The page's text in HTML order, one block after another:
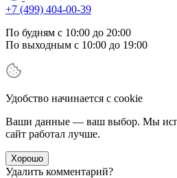
+7 (499) 404-00-39
По будням с 10:00 до 20:00
По выходным с 10:00 до 19:00
Удобство начинается с cookie
Ваши данные — ваш выбор. Мы
сайт работал лучше.
Хорошо
Удалить комментарий?